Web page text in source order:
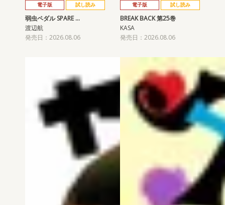
電子版 試し読み
弱虫ペダル SPARE …
渡辺航
発売日：2026.08.06
電子版 試し読み
BREAK BACK 第25巻
KASA
発売日：2026.08.06